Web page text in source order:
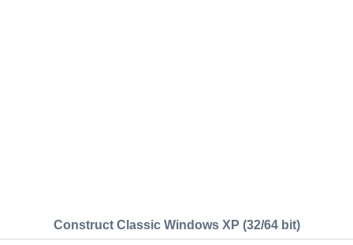
Construct Classic Windows XP (32/64 bit)